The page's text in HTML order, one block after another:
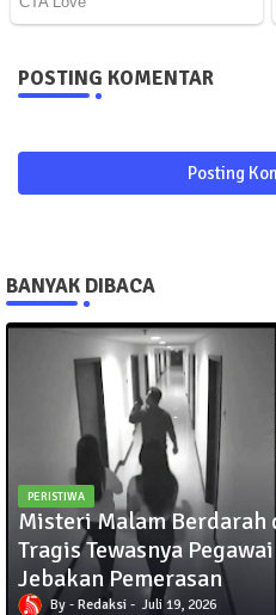
POSTING KOMENTAR
Posting
BANYAK DIBACA
PERISTIWA
Misteri Malam
Tragis Tewasnya
Jebakan Pemerasan
Redaksi Juli 19, 2026